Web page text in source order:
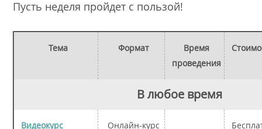
Пусть неделя пройдет с пользой!
Тема Формат
Время
проведения
В любое время
Видеокурс
Онлайн-курс